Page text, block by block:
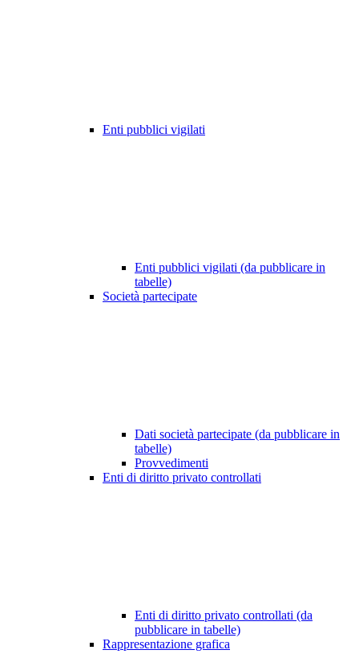
Enti pubblici vigilati
Enti pubblici vigilati (da pubblicare in
tabelle)
Società partecipate
Dati società partecipate (da pubblicare in
tabelle)
Provvedimenti
Enti di diritto privato controllati
Enti di diritto privato controllati (da
pubblicare in tabelle)
Rappresentazione grafica